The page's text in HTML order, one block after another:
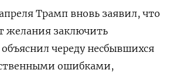
Трамп вновь заявил, что
желания заключить
череду несбывшихся
ошибками,